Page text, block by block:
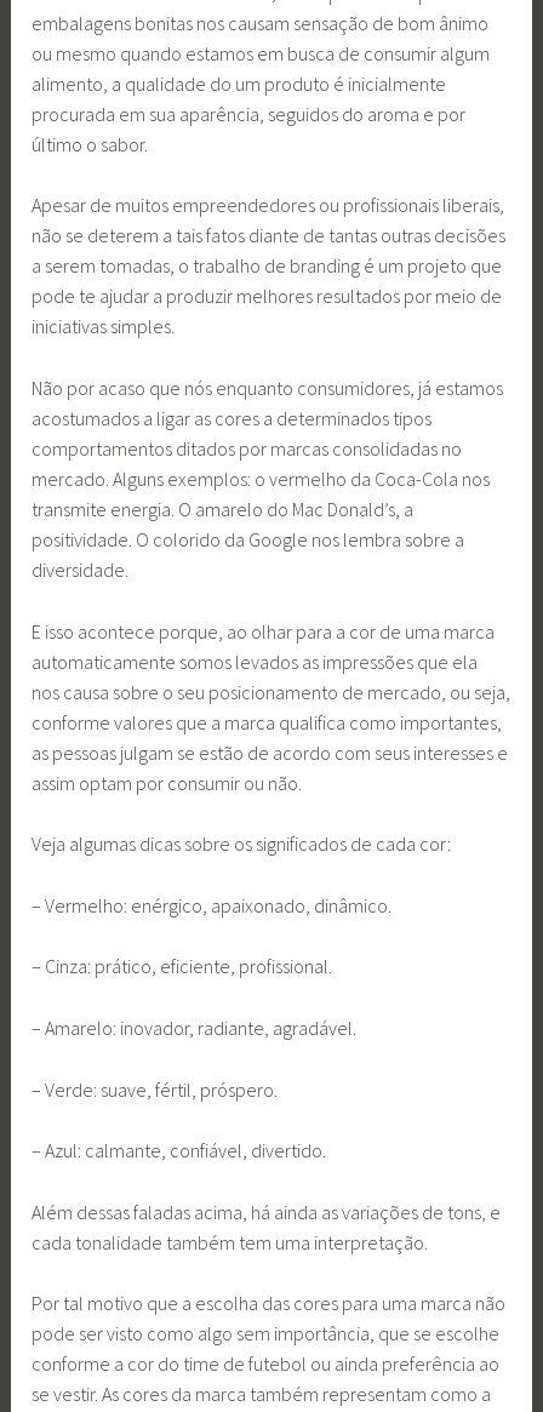
embalagens bonitas nos causam sensação de bom ânimo
ou mesmo quando estamos em busca de consumir algum
alimento, a qualidade do um produto é inicialmente
procurada em sua aparência, seguidos do aroma e por
último o sabor.
Apesar de muitos empreendedores ou profissionais liberais,
não se deterem a tais fatos diante de tantas outras decisões
a serem tomadas, o trabalho de branding é um projeto que
pode te ajudar a produzir melhores resultados por meio de
iniciativas simples.
Não por acaso que nós enquanto consumidores, já estamos
acostumados a ligar as cores a determinados tipos
comportamentos ditados por marcas consolidadas no
mercado. Alguns exemplos: o vermelho da Coca-Cola nos
transmite energia. O amarelo do Mac Donald’s, a
positividade. O colorido da Google nos lembra sobre a
diversidade.
E isso acontece porque, ao olhar para a cor de uma marca
automaticamente somos levados as impressões que ela
nos causa sobre o seu posicionamento de mercado, ou seja,
conforme valores que a marca qualifica como importantes,
as pessoas julgam se estão de acordo com seus interesses e
assim optam por consumir ou não.
Veja algumas dicas sobre os significados de cada cor:
– Vermelho: enérgico, apaixonado, dinâmico.
– Cinza: prático, eficiente, profissional.
– Amarelo: inovador, radiante, agradável.
– Verde: suave, fértil, próspero.
– Azul: calmante, confiável, divertido.
Além dessas faladas acima, há ainda as variações de tons, e
cada tonalidade também tem uma interpretação.
Por tal motivo que a escolha das cores para uma marca não
pode ser visto como algo sem importância, que se escolhe
conforme a cor do time de futebol ou ainda preferência ao
se vestir. As cores da marca também representam como a